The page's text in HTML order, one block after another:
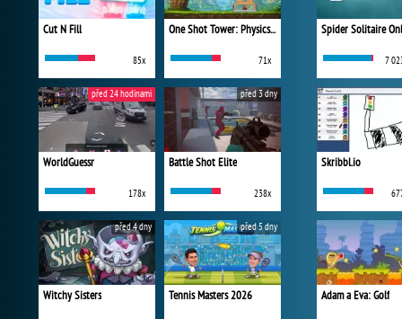
Cut N Fill
85x
One Shot Tower: Physics Destroyer
71x
WorldGuessr
178x
před 24 hodinami
Battle Shot Elite
238x
před 3 dny
Witchy Sisters
před 4 dny
Tennis Masters 2026
před 5 dny
Spider Solitaire
7
Skribbl.io
Adam a Eva: Golf